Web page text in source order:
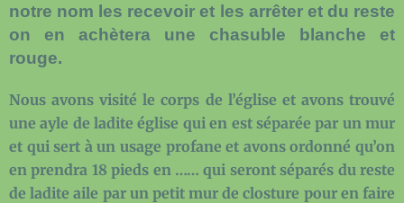
notre nom les recevoir et les arrêter et du reste
on en achètera une chasuble blanche et
rouge.
Nous avons visité le corps de l’église et avons trouvé
une ayle de ladite église qui en est séparée par un mur
et qui sert à un usage profane et avons ordonné qu’on
en prendra 18 pieds en …… qui seront séparés du reste
de ladite aile par un petit mur de closture pour en faire